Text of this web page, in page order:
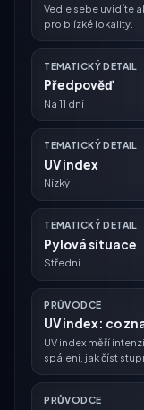
Vedle sebe uvidíte
pro blízké lokality.
TEMATICKÝ DETAIL
Předpověď
Na 11 dní
TEMATICKÝ DETAIL
UV index
Nízký
TEMATICKÝ DETAIL
Pylová situace
Střední
PRŮVODCE
UV index: co
UV index měří
spálení, jak číst
PRŮVODCE